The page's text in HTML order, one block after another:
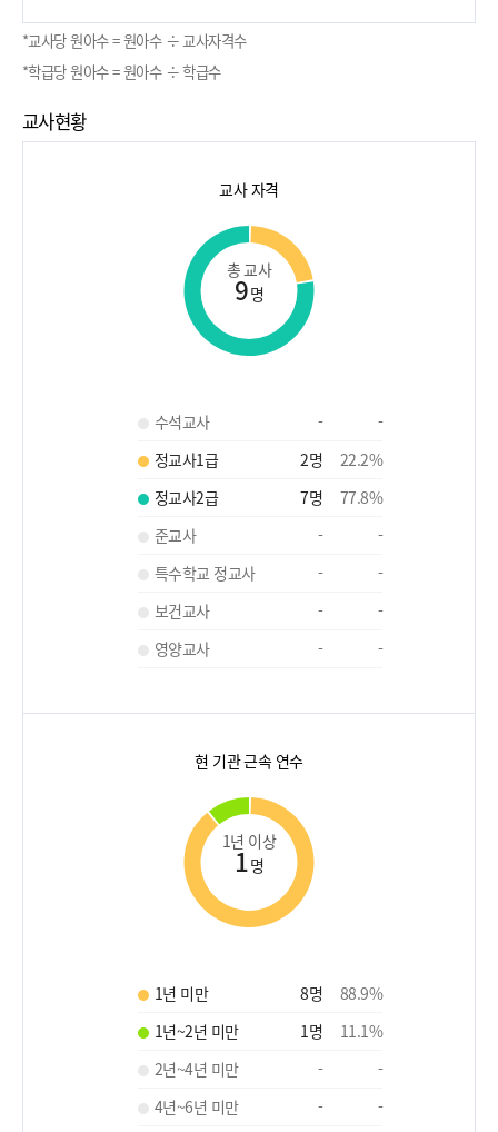
*교사당 원아수 = 원아수 ÷ 교사자격수
*학급당 원아수 = 원아수 ÷ 학급수
교사현황
교사 자격
총 교사
9명
수석교사 -
-
정교사1급
2명 22.2%
정교사2급
7명 77.8%
준교사
-
-
특수학교 정교사
-
-
보건교사
-
-
영양교사
- -
현 기관 근속 연수
1년 이상
1명
1년 미만 8명 88.9%
1년~2년 미만
1명 11.1%
2년~4년 미만
-
-
4년~6년 미만
-
-